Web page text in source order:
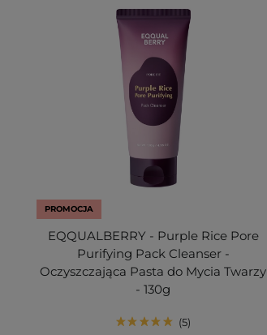
PROMOCJA
EQQUALBERRY - Purple Rice Pore
Purifying Pack Cleanser -
Oczyszczająca Pasta do Mycia Twarzy
- 130g
5